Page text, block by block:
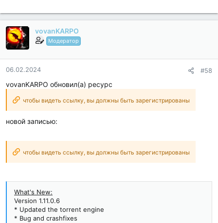
Languages: Full Multi Languages;
CPUs: armeabi-v7a...
vovanKARPO
Модератор
06.02.2024 #58
vovanKARPO обновил(а) ресурс
чтобы видеть ссылку, вы должны быть зарегистрированы
новой записью:
чтобы видеть ссылку, вы должны быть зарегистрированы
What's New:
Version 1.11.0.6
* Updated the torrent engine
* Bug and crashfixes